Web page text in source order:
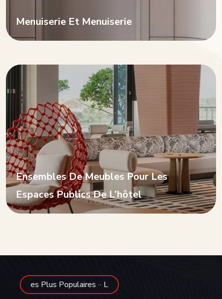
Menuiserie Et Menuiserie
Ensembles De Meubles Pour Les
Espaces Publics De L’hôtel
·· Les Plus Populaires ·